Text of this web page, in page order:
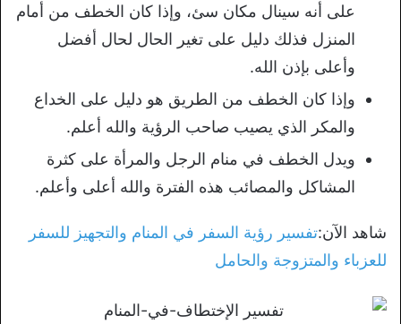
على أنه سينال مكان سئ، وإذا كان الخطف من أمام
المنزل فذلك دليل على تغير الحال لحال أفضل
وأعلى بإذن الله.
وإذا كان الخطف من الطريق هو دليل على الخداع
والمكر الذي يصيب صاحب الرؤية والله أعلم.
ويدل الخطف في منام الرجل والمرأة على كثرة
المشاكل والمصائب هذه الفترة والله أعلى وأعلم.
شاهد الآن:تفسير رؤية السفر في المنام والتجهيز للسفر
للعزباء والمتزوجة والحامل